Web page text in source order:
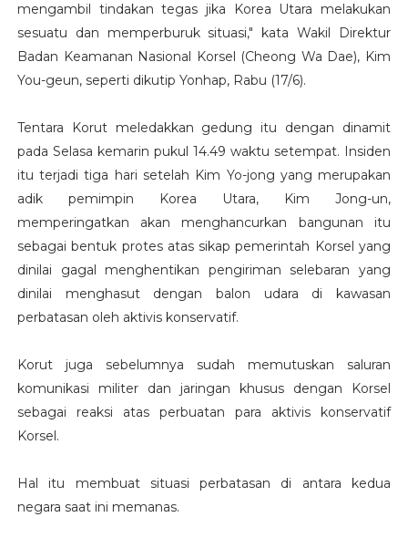
mengambil tindakan tegas jika Korea Utara melakukan
sesuatu dan memperburuk situasi," kata Wakil Direktur
Badan Keamanan Nasional Korsel (Cheong Wa Dae), Kim
You-geun, seperti dikutip Yonhap, Rabu (17/6).
Tentara Korut meledakkan gedung itu dengan dinamit
pada Selasa kemarin pukul 14.49 waktu setempat. Insiden
itu terjadi tiga hari setelah Kim Yo-jong yang merupakan
adik pemimpin Korea Utara, Kim Jong-un,
memperingatkan akan menghancurkan bangunan itu
sebagai bentuk protes atas sikap pemerintah Korsel yang
dinilai gagal menghentikan pengiriman selebaran yang
dinilai menghasut dengan balon udara di kawasan
perbatasan oleh aktivis konservatif.
Korut juga sebelumnya sudah memutuskan saluran
komunikasi militer dan jaringan khusus dengan Korsel
sebagai reaksi atas perbuatan para aktivis konservatif
Korsel.
Hal itu membuat situasi perbatasan di antara kedua
negara saat ini memanas.